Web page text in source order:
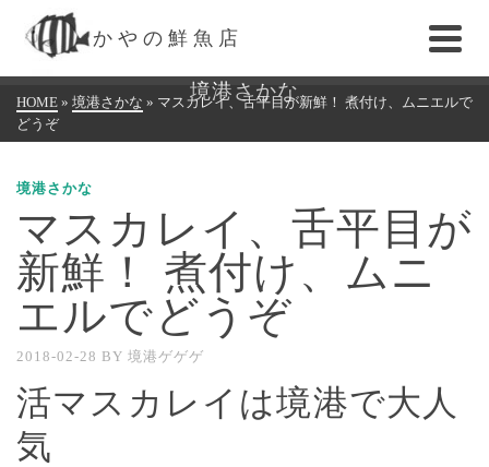
かやの鮮魚店
境港さかな
HOME » 境港さかな » マスカレイ、舌平目が新鮮！ 煮付け、ムニエルで
どうぞ
境港さかな
マスカレイ、舌平目が
新鮮！ 煮付け、ムニ
エルでどうぞ
2018-02-28 BY 境港ゲゲゲ
活マスカレイは境港で大人
気